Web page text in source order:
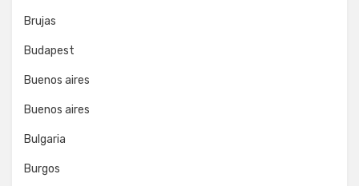
Brujas
Budapest
Buenos aires
Buenos aires
Bulgaria
Burgos